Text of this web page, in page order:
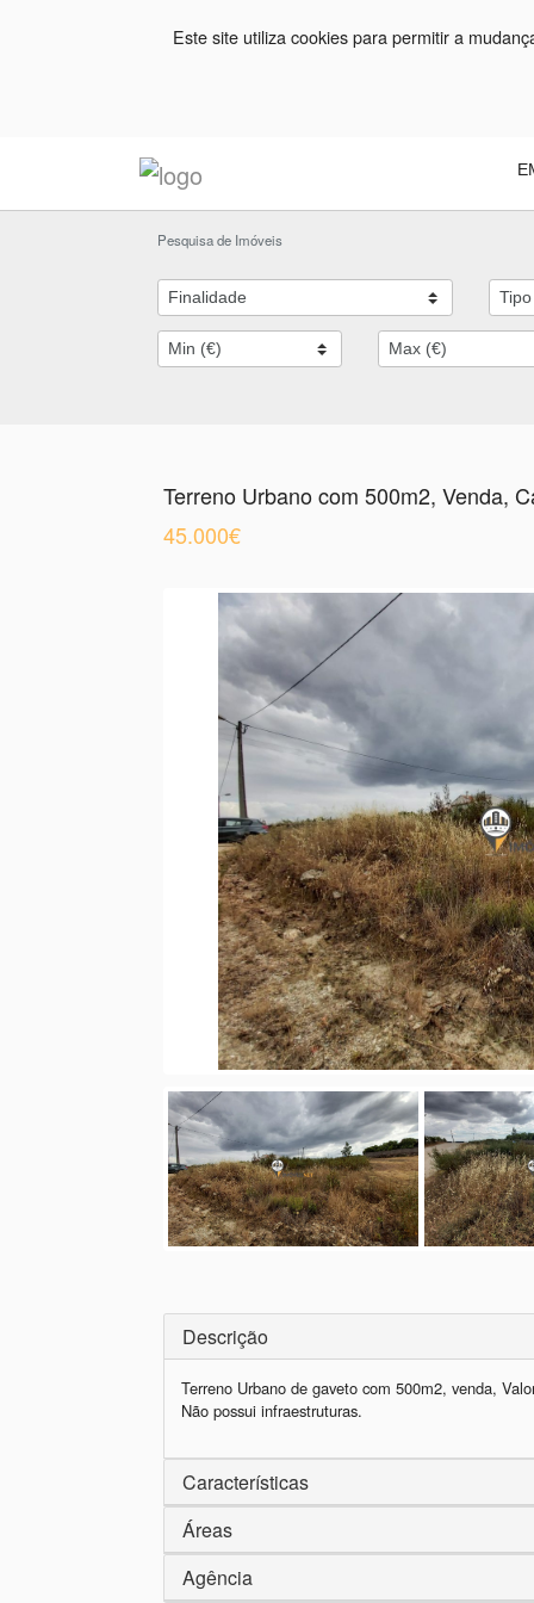
Este site utiliza cookies para permitir a
Pesquisa de Imóveis
Terreno Urbano com 500m2, Venda,
45.000€
Descrição
Terreno Urbano de gaveto com 500m2, venda,
Não possui infraestruturas.
Características
Áreas
Agência